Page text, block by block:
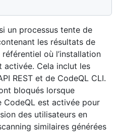
un processus tente de
les résultats de
référentiel où l’installation
activée. Cela inclut les
REST et de CodeQL CLI.
bloqués lorsque
CodeQL est activée pour
des utilisateurs en
similaires générées